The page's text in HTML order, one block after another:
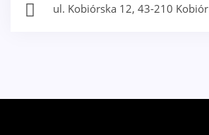
ul. Kobiórska 12, 43-210 Kobiór